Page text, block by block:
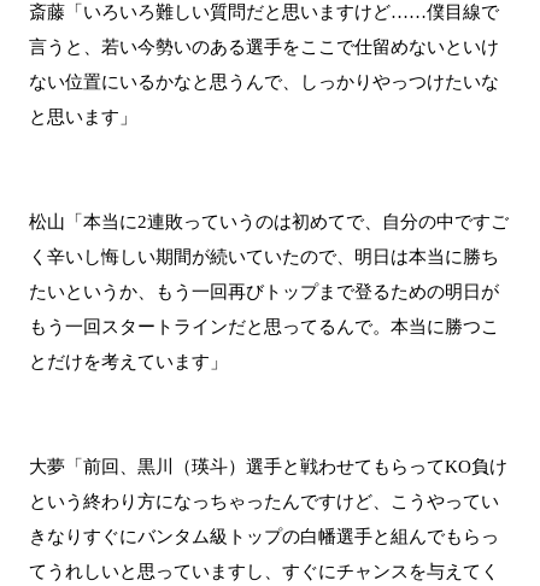
斎藤「いろいろ難しい質問だと思いますけど……僕目線で
言うと、若い今勢いのある選手をここで仕留めないといけ
ない位置にいるかなと思うんで、しっかりやっつけたいな
と思います」
松山「本当に2連敗っていうのは初めてで、自分の中ですご
く辛いし悔しい期間が続いていたので、明日は本当に勝ち
たいというか、もう一回再びトップまで登るための明日が
もう一回スタートラインだと思ってるんで。本当に勝つこ
とだけを考えています」
大夢「前回、黒川（瑛斗）選手と戦わせてもらってKO負け
という終わり方になっちゃったんですけど、こうやってい
きなりすぐにバンタム級トップの白幡選手と組んでもらっ
てうれしいと思っていますし、すぐにチャンスを与えてく